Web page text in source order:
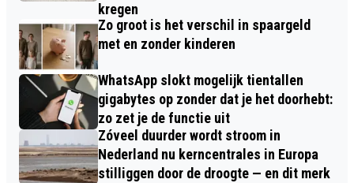
kregen
Zo groot is het verschil in spaargeld
met en zonder kinderen
WhatsApp slokt mogelijk tientallen
gigabytes op zonder dat je het doorhebt:
zo zet je de functie uit
Zóveel duurder wordt stroom in
Nederland nu kerncentrales in Europa
stilliggen door de droogte — en dit merk